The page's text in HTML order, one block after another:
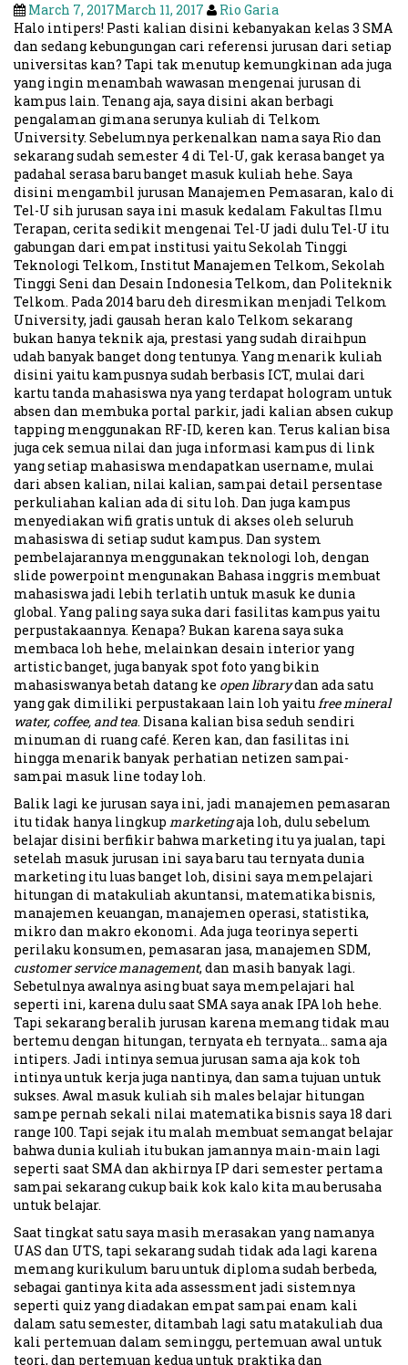
March 7, 2017March 11, 2017
Rio Garia
Halo intipers! Pasti kalian disini kebanyakan kelas 3 SMA
dan sedang kebungungan cari referensi jurusan dari setiap
universitas kan? Tapi tak menutup kemungkinan ada juga
yang ingin menambah wawasan mengenai jurusan di
kampus lain. Tenang aja, saya disini akan berbagi
pengalaman gimana serunya kuliah di Telkom
University. Sebelumnya perkenalkan nama saya Rio dan
sekarang sudah semester 4 di Tel-U, gak kerasa banget ya
padahal serasa baru banget masuk kuliah hehe. Saya
disini mengambil jurusan Manajemen Pemasaran, kalo di
Tel-U sih jurusan saya ini masuk kedalam Fakultas Ilmu
Terapan, cerita sedikit mengenai Tel-U jadi dulu Tel-U itu
gabungan dari empat institusi yaitu Sekolah Tinggi
Teknologi Telkom, Institut Manajemen Telkom, Sekolah
Tinggi Seni dan Desain Indonesia Telkom, dan Politeknik
Telkom. Pada 2014 baru deh diresmikan menjadi Telkom
University, jadi gausah heran kalo Telkom sekarang
bukan hanya teknik aja, prestasi yang sudah diraihpun
udah banyak banget dong tentunya. Yang menarik kuliah
disini yaitu kampusnya sudah berbasis ICT, mulai dari
kartu tanda mahasiswa nya yang terdapat hologram untuk
absen dan membuka portal parkir, jadi kalian absen cukup
tapping menggunakan RF-ID, keren kan. Terus kalian bisa
juga cek semua nilai dan juga informasi kampus di link
yang setiap mahasiswa mendapatkan username, mulai
dari absen kalian, nilai kalian, sampai detail persentase
perkuliahan kalian ada di situ loh. Dan juga kampus
menyediakan wifi gratis untuk di akses oleh seluruh
mahasiswa di setiap sudut kampus. Dan system
pembelajarannya menggunakan teknologi loh, dengan
slide powerpoint mengunakan Bahasa inggris membuat
mahasiswa jadi lebih terlatih untuk masuk ke dunia
global. Yang paling saya suka dari fasilitas kampus yaitu
perpustakaannya. Kenapa? Bukan karena saya suka
membaca loh hehe, melainkan desain interior yang
artistic banget, juga banyak spot foto yang bikin
mahasiswanya betah datang ke open librarydan ada satu
yang gak dimiliki perpustakaan lain loh yaitufree mineral
water, coffee, and tea. Disana kalian bisa seduh sendiri
minuman di ruang café. Keren kan, dan fasilitas ini
hingga menarik banyak perhatian netizen sampai-
sampai masuk line today loh.
Balik lagi ke jurusan saya ini, jadi manajemen pemasaran
itu tidak hanya lingkup marketingaja loh, dulu sebelum
belajar disini berfikir bahwa marketing itu ya jualan, tapi
setelah masuk jurusan ini saya baru tau ternyata dunia
marketing itu luas banget loh, disini saya mempelajari
hitungan di matakuliah akuntansi, matematika bisnis,
manajemen keuangan, manajemen operasi, statistika,
mikro dan makro ekonomi. Ada juga teorinya seperti
perilaku konsumen, pemasaran jasa, manajemen SDM,
customer service management, dan masih banyak lagi.
Sebetulnya awalnya asing buat saya mempelajari hal
seperti ini, karena dulu saat SMA saya anak IPA loh hehe.
Tapi sekarang beralih jurusan karena memang tidak mau
bertemu dengan hitungan, ternyata eh ternyata… sama aja
intipers. Jadi intinya semua jurusan sama aja kok toh
intinya untuk kerja juga nantinya, dan sama tujuan untuk
sukses. Awal masuk kuliah sih males belajar hitungan
sampe pernah sekali nilai matematika bisnis saya 18 dari
range 100. Tapi sejak itu malah membuat semangat belajar
bahwa dunia kuliah itu bukan jamannya main-main lagi
seperti saat SMA dan akhirnya IP dari semester pertama
sampai sekarang cukup baik kok kalo kita mau berusaha
untuk belajar.
Saat tingkat satu saya masih merasakan yang namanya
UAS dan UTS, tapi sekarang sudah tidak ada lagi karena
memang kurikulum baru untuk diploma sudah berbeda,
sebagai gantinya kita ada assessment jadi sistemnya
seperti quiz yang diadakan empat sampai enam kali
dalam satu semester, ditambah lagi satu matakuliah dua
kali pertemuan dalam seminggu, pertemuan awal untuk
teori, dan pertemuan kedua untuk praktika dan